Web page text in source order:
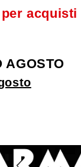
acquisti
AGOSTO